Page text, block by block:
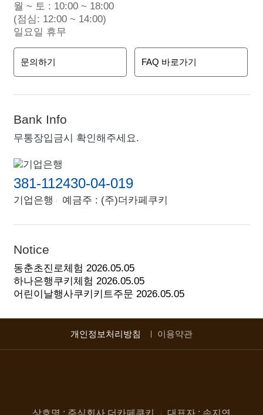
월 ~ 토 : 10:00 ~ 18:00
(점심: 12:00 ~ 14:00)
일요일 휴무
문의하기 FAQ 바로가기
Bank Info
무통장입금시 확인해주세요.
381-112430-04-019
기업은행 예금주 : (주)더카페쿠키
Notice
동춘초진로체험 2026.05.05
하나은행쿠키체험 2026.05.05
어린이날행사쿠키키트주문 2026.05.05
개인정보처리방침 이용약관